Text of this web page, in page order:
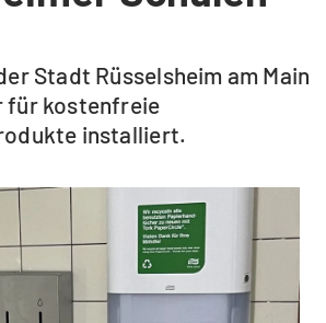
Stadt Rüsselsheim am Main
für kostenfreie
installiert.